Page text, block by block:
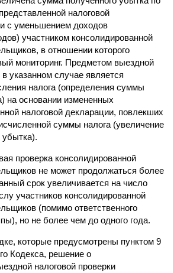
налоговой
с уменьшением доходов
участником консолидированной
в отношении которого
мониторинг. Предметом выездной
в указанном случае является
налога (определения суммы
на основании измененных
налоговой декларации, повлекших
суммы налога (увеличение
проверка консолидированной
не может продолжаться более
срок увеличивается на число
участников консолидированной
(помимо ответственного
но не более чем до одного года.
которые предусмотрены пунктом 9
Кодекса, решение о
налоговой проверки